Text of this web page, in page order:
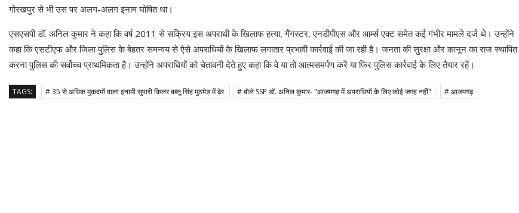
गोरखपुर से भी उस पर अलग-अलग इनाम घोषित था।
एसएसपी डॉ. अनिल कुमार ने कहा कि वर्ष 2011 से सक्रिय इस अपराधी के खिलाफ हत्या, गैंगस्टर, एनडीपीएस और आर्म्स एक्ट समेत कई गंभीर मामले दर्ज थे। उन्होंने
कहा कि एसटीएफ और जिला पुलिस के बेहतर समन्वय से ऐसे अपराधियों के खिलाफ लगातार प्रभावी कार्रवाई की जा रही है। जनता की सुरक्षा और कानून का राज स्थापित
करना पुलिस की सर्वोच्च प्राथमिकता है। उन्होंने अपराधियों को चेतावनी देते हुए कहा कि वे या तो आत्मसमर्पण करें या फिर पुलिस कार्रवाई के लिए तैयार रहें।
TAGS: # 35 से अधिक मुकदमों वाला इनामी सुपारी किलर बब्लू सिंह मुठभेड़ में ढेर # बोले SSP डॉ. अनिल कुमार- "आजमगढ़ में अपराधियों के लिए कोई जगह नहीं" # आजमगढ़